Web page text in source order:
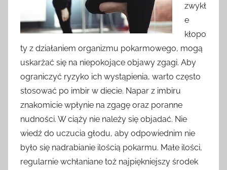
zwykł
e
kłopo
ty z działaniem organizmu pokarmowego, mogą
uskarżać się na niepokojące objawy zgagi. Aby
ograniczyć ryzyko ich wystąpienia, warto często
stosować po imbir w diecie. Napar z imbiru
znakomicie wpłynie na zgagę oraz poranne
nudności. W ciąży nie należy się objadać. Nie
wiedź do uczucia głodu, aby odpowiednim nie
było się nadrabianie ilością pokarmu. Małe ilości,
regularnie wchłaniane toż najpiękniejszy środek